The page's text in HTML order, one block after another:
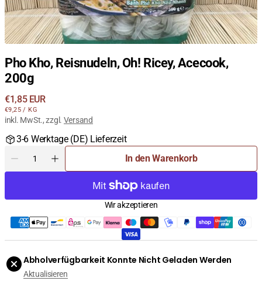
Pho Kho, Reisnudeln, Oh! Ricey, Acecook,
200g
Regulärer
Preis
€1,85 EUR
STÜCKPREIS
€9,25 / PRO
KG
inkl. MwSt., zzgl. Versand
3-6 Werktage (DE) Lieferzeit
Menge
für
Oh!
Ricey,
Acecook,
verringern
Menge
für
Oh!
Ricey,
Acecook,
erhöhen
In den Warenkorb
Wir akzeptieren
Abholverfügbarkeit Konnte Nicht Geladen Werden
Aktualisieren